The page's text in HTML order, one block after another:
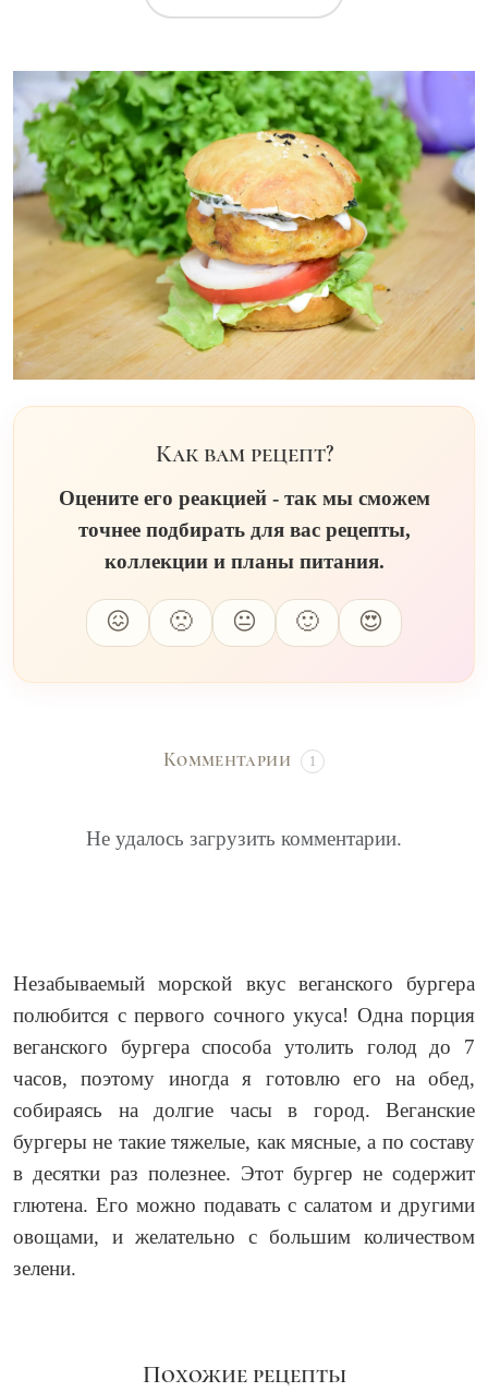
Как вам рецепт?
Оцените его реакцией - так мы сможем
точнее подбирать для вас рецепты,
коллекции и планы питания.
😖 🙁 😐 🙂 😍
Комментарии 1
Не удалось загрузить комментарии.
Незабываемый морской вкус веганского бургера
полюбится с первого сочного укуса! Одна порция
веганского бургера способа утолить голод до 7
часов, поэтому иногда я готовлю его на обед,
собираясь на долгие часы в город. Веганские
бургеры не такие тяжелые, как мясные, а по составу
в десятки раз полезнее. Этот бургер не содержит
глютена. Его можно подавать с салатом и другими
овощами, и желательно с большим количеством
зелени.
Похожие рецепты